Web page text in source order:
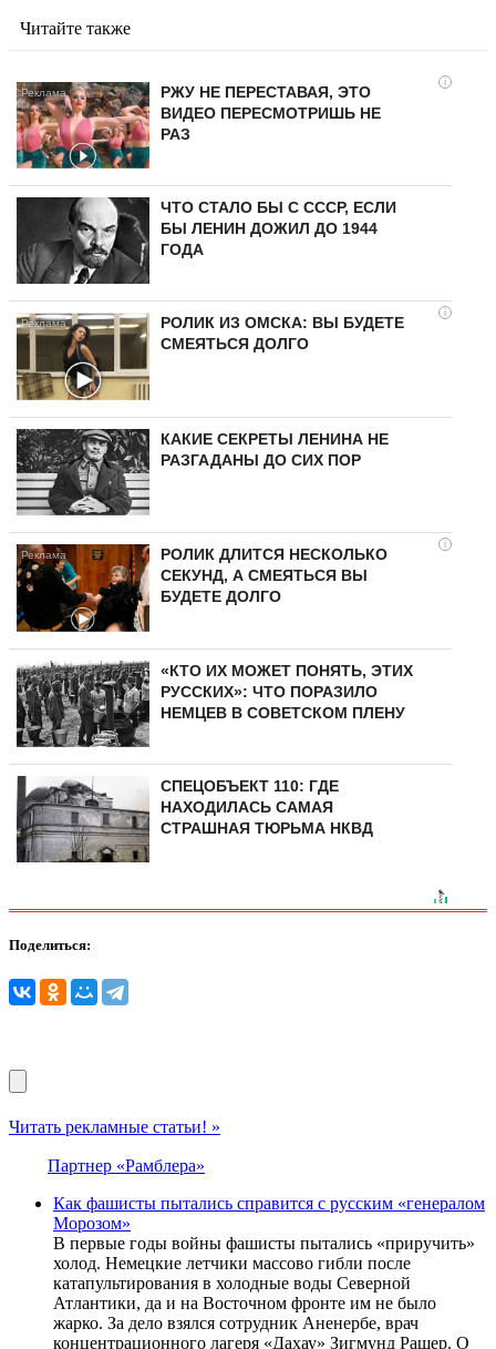
Читайте также
i
РЖУ НЕ ПЕРЕСТАВАЯ, ЭТО
ВИДЕО ПЕРЕСМОТРИШЬ НЕ
РАЗ
ЧТО СТАЛО БЫ С СССР, ЕСЛИ
БЫ ЛЕНИН ДОЖИЛ ДО 1944
ГОДА
i
РОЛИК ИЗ ОМСКА: ВЫ БУДЕТЕ
СМЕЯТЬСЯ ДОЛГО
КАКИЕ СЕКРЕТЫ ЛЕНИНА НЕ
РАЗГАДАНЫ ДО СИХ ПОР
i
РОЛИК ДЛИТСЯ НЕСКОЛЬКО
СЕКУНД, А СМЕЯТЬСЯ ВЫ
БУДЕТЕ ДОЛГО
«КТО ИХ МОЖЕТ ПОНЯТЬ, ЭТИХ
РУССКИХ»: ЧТО ПОРАЗИЛО
НЕМЦЕВ В СОВЕТСКОМ ПЛЕНУ
СПЕЦОБЪЕКТ 110: ГДЕ
НАХОДИЛАСЬ САМАЯ
СТРАШНАЯ ТЮРЬМА НКВД
Поделиться:
Читать рекламные статьи! »
Партнер «Рамблера»
Как фашисты пытались справится с русским «генералом
Морозом»
В первые годы войны фашисты пытались «приручить»
холод. Немецкие летчики массово гибли после
катапультирования в холодные воды Северной
Атлантики, да и на Восточном фронте им не было
жарко. За дело взялся сотрудник Аненербе, врач
концентрационного лагеря «Дахау» Зигмунд Рашер. О